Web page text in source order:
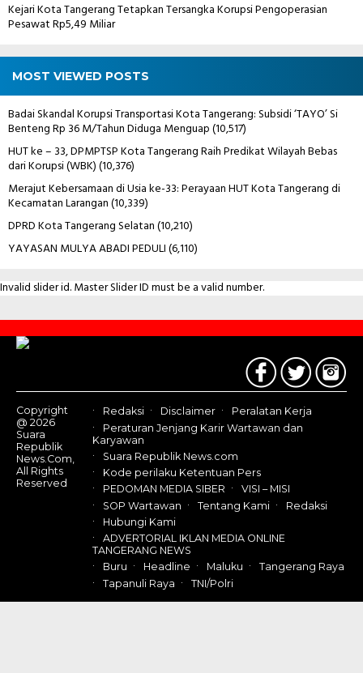
Kejari Kota Tangerang Tetapkan Tersangka Korupsi Pengoperasian
Pesawat Rp5,49 Miliar
MOST VIEWED POSTS
Badai Skandal Korupsi Transportasi Kota Tangerang: Subsidi ‘TAYO’ Si
Benteng Rp 36 M/Tahun Diduga Menguap(10,517)
HUT ke – 33, DPMPTSP Kota Tangerang Raih Predikat Wilayah Bebas
dari Korupsi (WBK)(10,376)
Merajut Kebersamaan di Usia ke-33: Perayaan HUT Kota Tangerang di
Kecamatan Larangan(10,339)
DPRD Kota Tangerang Selatan(10,210)
YAYASAN MULYA ABADI PEDULI(6,110)
Invalid slider id. Master Slider ID must be a valid number.
Contact
Us
Copyright
@ 2026
Suara
Republik
News.Com,
All Rights
Reserved
Redaksi Disclaimer
Peralatan Kerja
Peraturan Jenjang Karir Wartawan dan
Karyawan
Suara Republik News.com
Kode perilaku Ketentuan Pers
PEDOMAN MEDIA SIBER
VISI – MISI
SOP Wartawan
Tentang Kami
Redaksi
Hubungi Kami
ADVERTORIAL IKLAN MEDIA ONLINE
TANGERANG NEWS
Buru
Headline Maluku
Tangerang Raya
Tapanuli Raya
TNI/Polri